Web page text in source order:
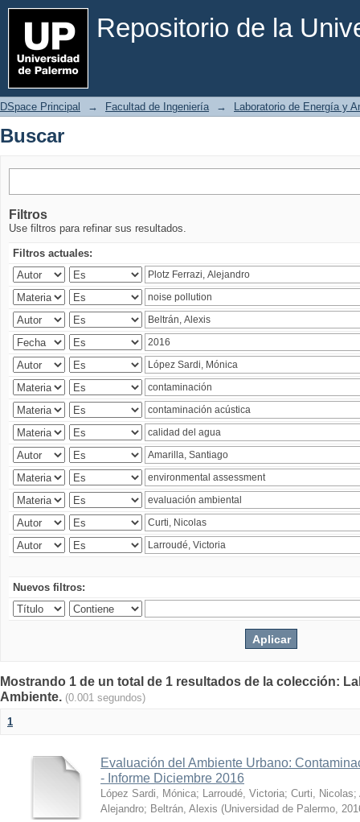
Repositorio de la
Buscar
DSpace Principal → Facultad de Ingeniería → Laboratorio de Energía y
Buscar
Filtros
Use filtros para refinar sus resultados.
Filtros actuales:
Nuevos filtros:
Mostrando 1 de un total de 1 resultados de la colección:
Ambiente. (0.001 segundos)
1
Evaluación del Ambiente Urbano:
- Informe Diciembre 2016
López Sardi, Mónica; Larroudé, Victoria; Curti, Nicolas;
Alejandro; Beltrán, Alexis (Universidad de Palermo,